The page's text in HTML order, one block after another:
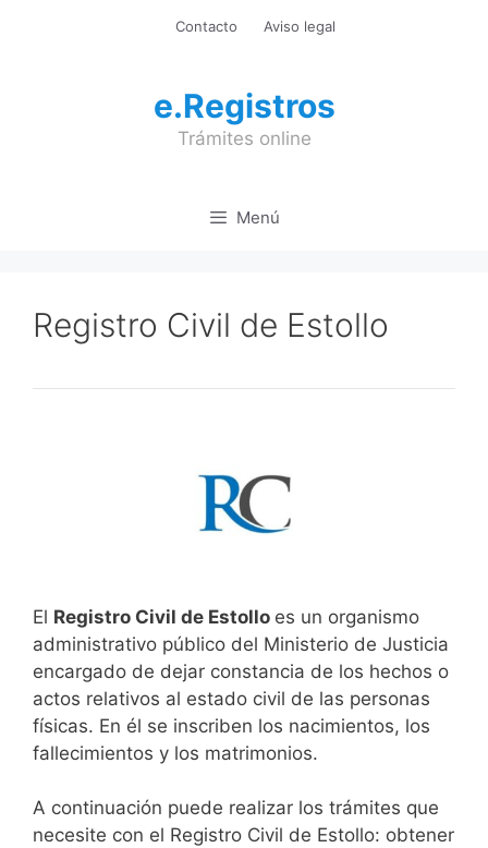
Contacto Aviso legal
e.Registros
Trámites online
Menú
Registro Civil de Estollo
El Registro Civil de Estollo es un organismo
administrativo público del Ministerio de Justicia
encargado de dejar constancia de los hechos o
actos relativos al estado civil de las personas
físicas. En él se inscriben los nacimientos, los
fallecimientos y los matrimonios.
A continuación puede realizar los trámites que
necesite con el Registro Civil de Estollo: obtener